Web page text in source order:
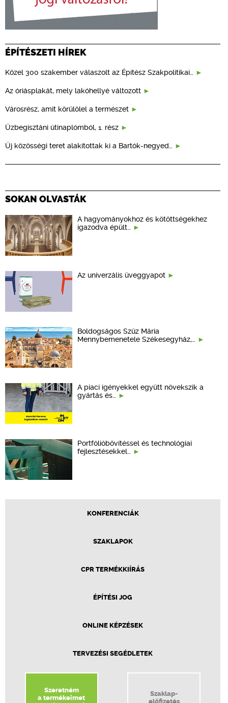
ÉPÍTÉSZETI HÍREK
Közel 300 szakember válaszolt az Építész Szakpolitikai…
Az óriásplakát, mely lakóhellyé változott
Városrész, amit körülölel a természet
Üzbegisztáni útinaplómból, 1. rész
Új közösségi teret alakítottak ki a Bartók-negyed…
SOKAN OLVASTÁK
A hagyományokhoz és kötöttségekhez
igazodva épült…
Az univerzális üveggyapot
Boldogságos Szűz Mária
Mennybemenetele Székesegyház,…
A piaci igényekkel együtt növekszik a
gyártás és…
Portfólióbővítéssel és technológiai
fejlesztésekkel…
KONFERENCIÁK
SZAKLAPOK
CPR TERMÉKKIÍRÁS
ÉPÍTÉSI JOG
ONLINE KÉPZÉSEK
TERVEZÉSI SEGÉDLETEK
Szeretném
a termékeimet
Szaklap-
előfizetés